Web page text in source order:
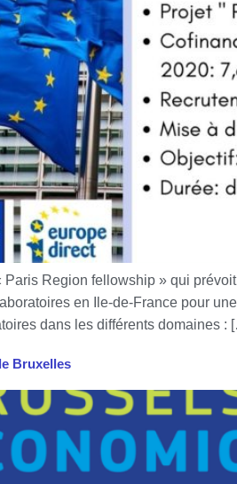
Paris Region fellowship » qui
en Ile-de-France pour
dans les différents domaines :
Bruxelles